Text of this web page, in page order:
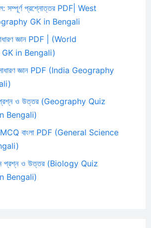
সম্পূর্ণ প্রশ্নোত্তর PDF| West
GK in Bengali
জ্ঞান PDF | (World
in Bengali)
জ্ঞান PDF (India Geography
ও উত্তর (Geography Quiz
Bengali)
MCQ বাংলা PDF (General Science
প্রশ্ন ও উত্তর (Biology Quiz
Bengali)